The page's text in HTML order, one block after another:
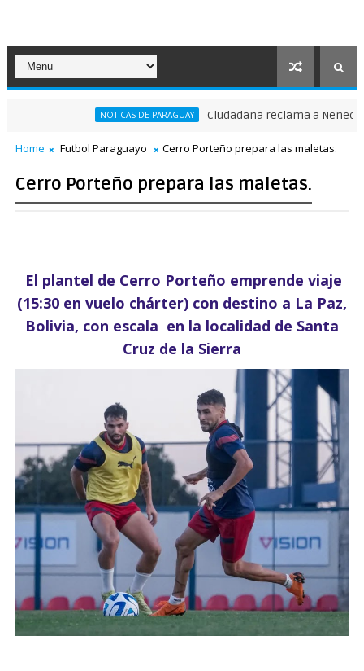
NOTICAS DE PARAGUAY Ciudadana reclama a Nenecho:
Home Futbol Paraguayo Cerro Porteño prepara las maletas.
Cerro Porteño prepara las maletas.
El plantel de Cerro Porteño emprende viaje
(15:30 en vuelo chárter) con destino a La Paz,
Bolivia, con escala en la localidad de Santa
Cruz de la Sierra